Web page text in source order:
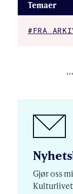
Temaer
#FRA
Gjør oss